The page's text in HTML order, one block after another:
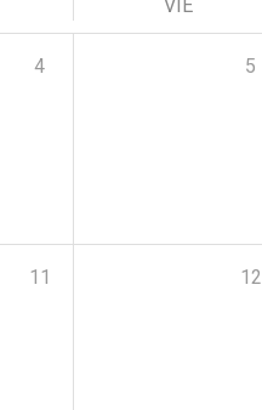
VIE
4 5
11 12